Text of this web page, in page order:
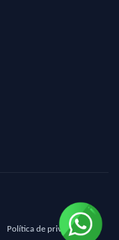
Política de privacidad
|